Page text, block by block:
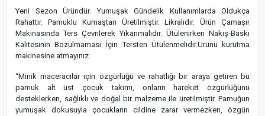
Yeni Sezon Üründür. Yumuşak Gündelik Kullanımlarda Oldukça
Rahattır. Pamuklu Kumaştan Üretilmiştir. Likralıdır. Ürün Çamaşır
Makinasında Ters Çevrilerek Yıkanmalıdır. Ütülenirken Nakış-Baskı
Kalitesinin Bozulmaması İçin Tersten Ütülenmelidir.Ürünü kurutma
makinesine atmayınız.
“Minik maceracılar için özgürlüğü ve rahatlığı bir araya getiren bu
pamuk alt üst çocuk takımı, onların hareket özgürlüğünü
desteklerken, sağlıklı ve doğal bir malzeme ile üretilmiştir. Pamuğun
yumuşak dokusuyla çocukların cildine zarar vermezken, özgün